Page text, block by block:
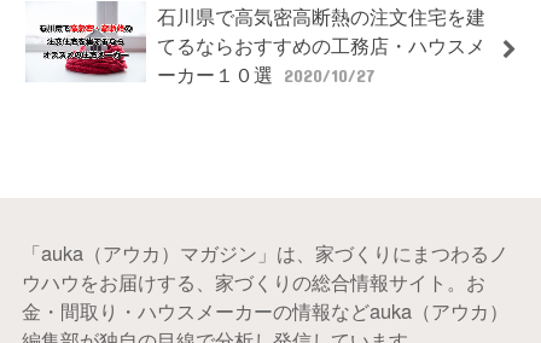
石川県で高気密高断熱の注文住宅を建
てるならおすすめの工務店・ハウスメ
ーカー１０選
2020/10/27
「auka（アウカ）マガジン」は、家づくりにまつわるノ
ウハウをお届けする、家づくりの総合情報サイト。お
金・間取り・ハウスメーカーの情報などauka（アウカ）